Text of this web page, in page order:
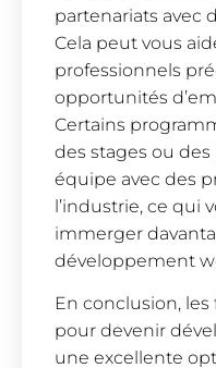
partenariats avec
Cela peut vous
professionnels
opportunités
Certains
des stages ou
équipe avec des
l’industrie, ce qui
immerger
développement
En conclusion,
pour devenir
une excellente